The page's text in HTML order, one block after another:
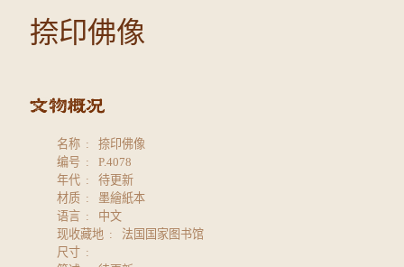
捺印佛像
名称
捺印佛像
编号
P.4078
年代
待更新
材质
墨繪紙本
语言
中文
现收藏地
法国国家图书馆
尺寸